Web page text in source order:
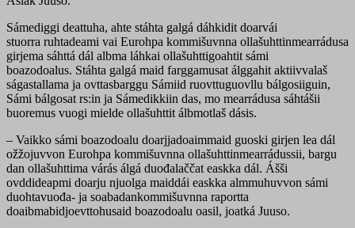
Sámediggi deattuha, ahte stáhta galgá dáhkidit doarvái
stuorra ruhtadeami vai Eurohpa kommišuvnna ollašuhttinmearrádusa
girjema sáhttá dál albma láhkai ollašuhttigoahtit sámi
boazodoalus. Stáhta galgá maid farggamusat álggahit aktiivvalaš
ságastallama ja ovttasbarggu Sámiid ruovttuguovllu bálgosiiguin,
Sámi bálgosat rs:in ja Sámedikkiin das, mo mearrádusa sáhtášii
buoremus vuogi mielde ollašuhttit álbmotlaš dásis.
– Vaikko sámi boazodoalu doarjjadoaimmaid guoski girjen lea dál
ožžojuvvon Eurohpa kommišuvnna ollašuhttinmearrádussii, bargu
dan ollašuhttima várás álgá duođalaččat easkka dál. Ášši
ovddideapmi doarju njuolga maiddái easkka almmuhuvvon sámi
duohtavuođa- ja soabadankommišuvnna raportta
doaibmabidjoevttohusaid boazodoalu oasil, joatká Juuso.